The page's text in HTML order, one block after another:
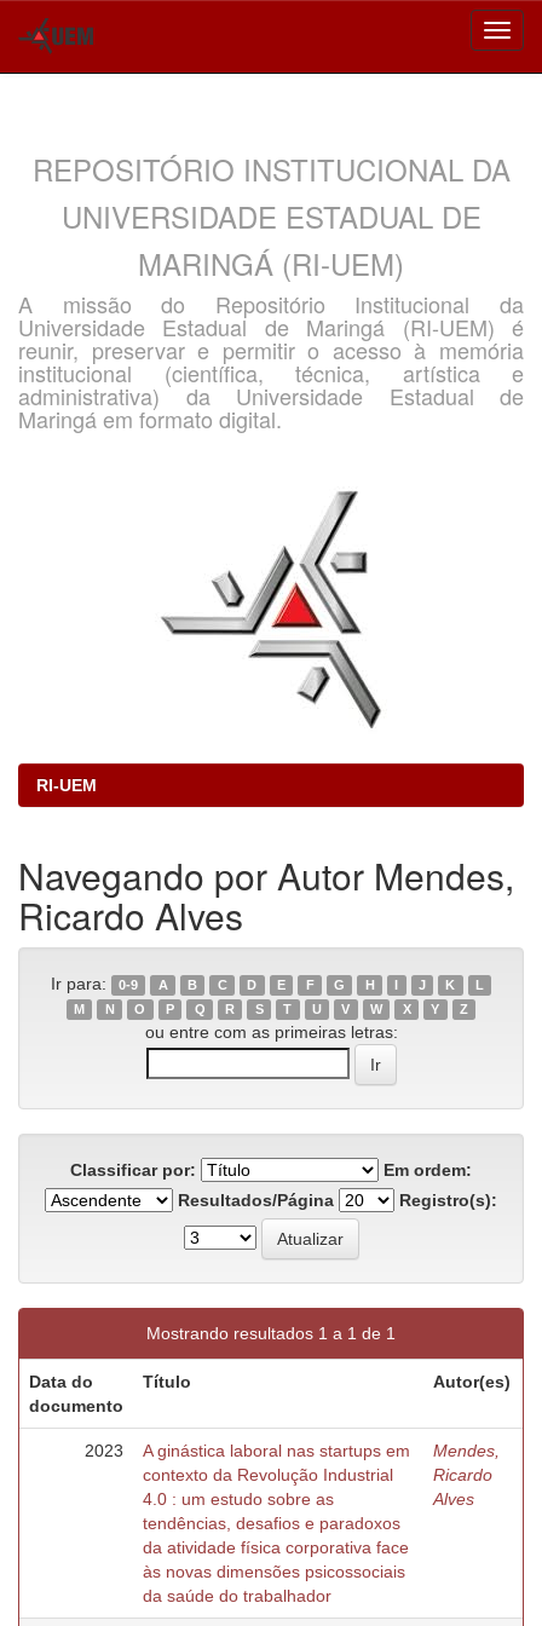
REPOSITÓRIO INSTITUCIONAL DA
UNIVERSIDADE ESTADUAL DE
MARINGÁ (RI-UEM)
A missão do Repositório Institucional da
Universidade Estadual de Maringá (RI-UEM) é
reunir, preservar e permitir o acesso à memória
institucional (científica, técnica, artística e
administrativa) da Universidade Estadual de
Maringá em formato digital.
RI-UEM
Navegando por Autor Mendes,
Ricardo Alves
Ir para: 0-9 A B C D E F G H I J K
L
M
N O P Q R S T U V W X Y Z
ou entre com as primeiras letras:
Classificar por:
Em ordem:
Resultados/Página
Registro(s):
Mostrando resultados 1 a 1 de 1
Data do
documento
Título Autor(es)
2023
A ginástica laboral nas startups em
contexto da Revolução Industrial
4.0 : um estudo sobre as
tendências, desafios e paradoxos
da atividade física corporativa face
às novas dimensões psicossociais
da saúde do trabalhador
Mendes,
Ricardo
Alves